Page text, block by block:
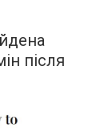
після